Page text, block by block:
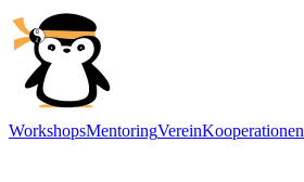
WorkshopsMentoringVereinKooperationen